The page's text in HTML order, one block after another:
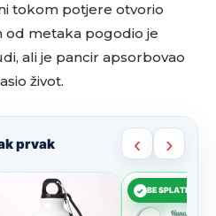
tokom potjere otvorio
od metaka pogodio je
ali je pancir apsorbovao
život.